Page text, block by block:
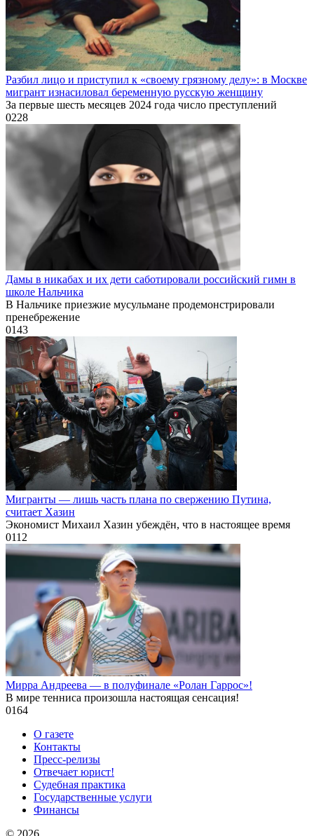
Разбил лицо и приступил к «своему грязному делу»: в Москве
мигрант изнасиловал беременную русскую женщину
За первые шесть месяцев 2024 года число преступлений
0228
Дамы в никабах и их дети саботировали российский гимн в
школе Нальчика
В Нальчике приезжие мусульмане продемонстрировали
пренебрежение
0143
Мигранты — лишь часть плана по свержению Путина,
считает Хазин
Экономист Михаил Хазин убеждён, что в настоящее время
0112
Мирра Андреева — в полуфинале «Ролан Гаррос»!
В мире тенниса произошла настоящая сенсация!
0164
О газете
Контакты
Пресс-релизы
Отвечает юрист!
Судебная практика
Государственные услуги
Финансы
© 2026